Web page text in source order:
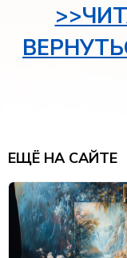
ЕЩЁ НА САЙТЕ